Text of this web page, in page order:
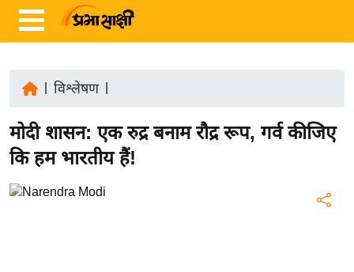
ज़ा
ख
र
विश्लेषण|
मोदी शासन: एक रुद्र बनाम रौद्र रूप, गर्व कीजिए
कि हम भारतीय हैं!